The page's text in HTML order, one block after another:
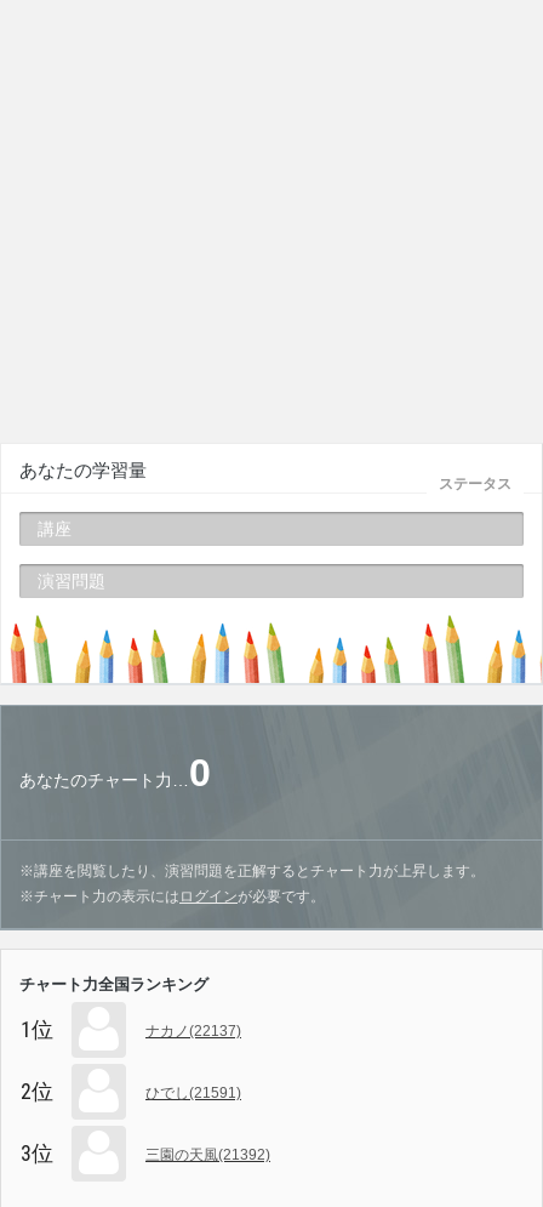
ステータス
あなたの学習量
講座
演習問題
あなたのチャート力… 0
※講座を閲覧したり、演習問題を正解するとチャート力が上昇します。
※チャート力の表示には ログインが必要です。
チャート力全国ランキング
1位 ナカノ(22137)
2位 ひでし(21591)
3位 三園の天風(21392)